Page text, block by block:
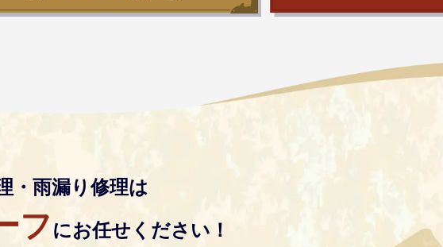
・雨漏り修理は
フにお任せください！